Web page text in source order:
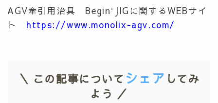
AGV牽引用治具 Begin⁺JIGに関するWEBサイ
ト https://www.monolix-agv.com/
＼ この記事について シェア してみ
よう ／